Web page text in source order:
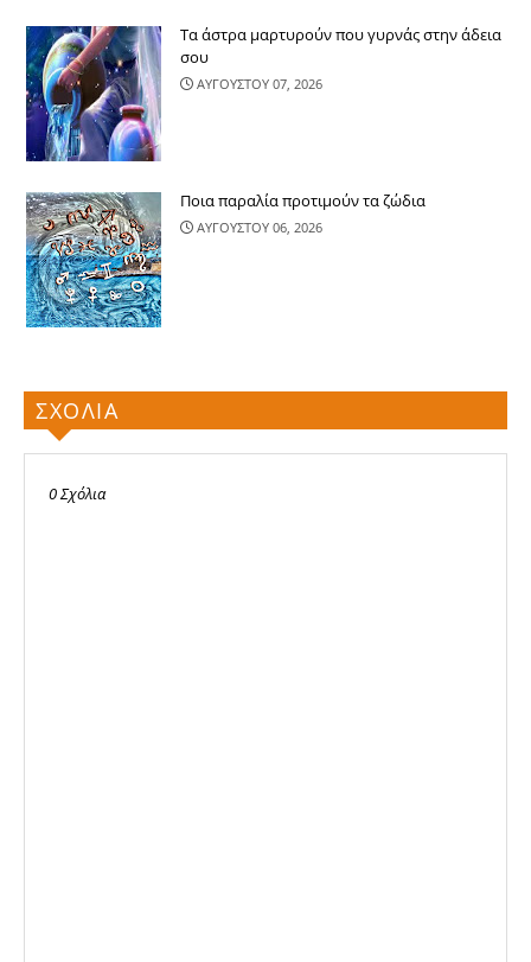
Τα άστρα μαρτυρούν που γυρνάς στην άδεια
σου
ΑΥΓΟΥΣΤΟΥ 07, 2026
Ποια παραλία προτιμούν τα ζώδια
ΑΥΓΟΥΣΤΟΥ 06, 2026
ΣΧΟΛΙΑ
0 Σχόλια